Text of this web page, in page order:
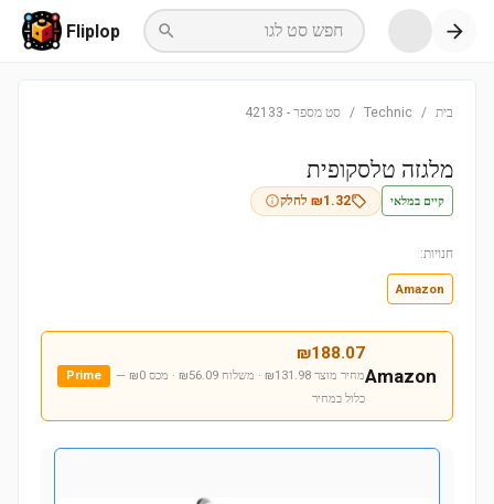
חפש סט לגו Fliplop
בית /
Technic
/ סט מספר -
42133
מלגזה טלסקופית
קיים במלאי ₪1.32 לחלק
חנויות:
Amazon
Amazon
₪188.07
מחיר מוצר ₪131.98 · משלוח ₪56.09 · מכס ₪0
—
כלול במחיר
Prime